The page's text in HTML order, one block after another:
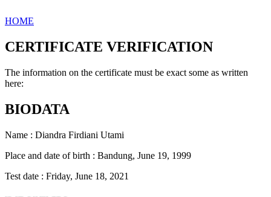
HOME
CERTIFICATE VERIFICATION
The information on the certificate must be exact some as written
here:
BIODATA
Name : Diandra Firdiani Utami
Place and date of birth : Bandung, June 19, 1999
Test date : Friday, June 18, 2021